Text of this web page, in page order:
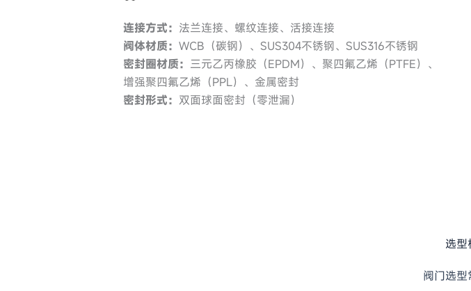
连接方式： 法兰连接、螺纹连接、活接连接
阀体材质： WCB（碳钢）、SUS304不锈钢、SUS316不锈钢
密封圈材质： 三元乙丙橡胶（EPDM）、聚四氟乙烯（PTFE）、
增强聚四氟乙烯（PPL）、金属密封
密封形式： 双面球面密封（零泄漏）
选型
阀门选型